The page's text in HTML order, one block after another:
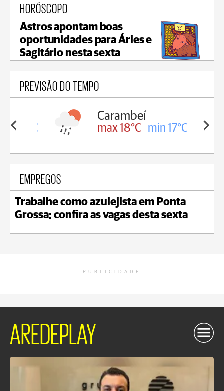
HORÓSCOPO
Astros apontam boas
oportunidades para Áries e
Sagitário nesta sexta
PREVISÃO DO TEMPO
18°C
Carambeí
max 18°C min 17°C
EMPREGOS
Trabalhe como azulejista em Ponta
Grossa; confira as vagas desta sexta
PUBLICIDADE
AREDEPLAY